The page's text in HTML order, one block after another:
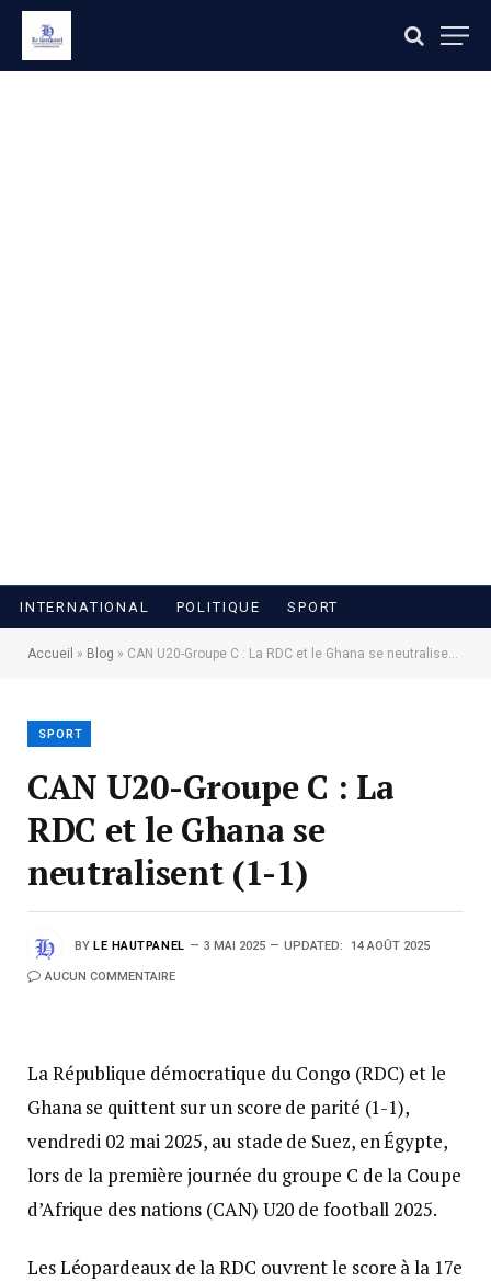
INTERNATIONAL POLITIQUE SPORT
Accueil » Blog » CAN U20-Groupe C : La RDC et le Ghana se neutralisent (1-1)
SPORT
CAN U20-Groupe C : La
RDC et le Ghana se
neutralisent (1-1)
BY LE HAUTPANEL 3 MAI 2025 UPDATED: 14 AOÛT 2025
AUCUN COMMENTAIRE
La République démocratique du Congo (RDC) et le
Ghana se quittent sur un score de parité (1-1),
vendredi 02 mai 2025, au stade de Suez, en Égypte,
lors de la première journée du groupe C de la Coupe
d’Afrique des nations (CAN) U20 de football 2025.
Les Léopardeaux de la RDC ouvrent le score à la 17e